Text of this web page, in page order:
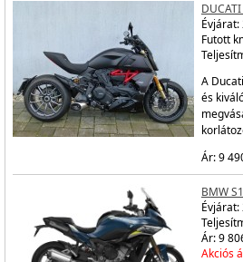
Évjárat:
Futott
A
és
Ár: 9
BMW
Évjárat:
Ár: 9
Akciós